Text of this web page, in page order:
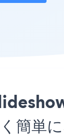
簡単